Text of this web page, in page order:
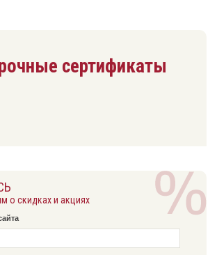
сертификаты
о скидках и акциях